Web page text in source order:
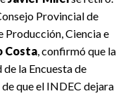
Provincial de
Producción, Ciencia e
Costa, confirmó que la
la Encuesta de
que el INDEC dejara